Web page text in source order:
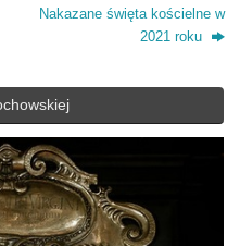
Nakazane święta kościelne w
2021 roku